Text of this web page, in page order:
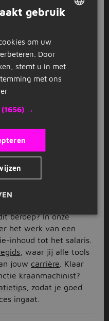
vacature
baan? Lijken de
je wel wat? En heb je
hoef je alleen nog
cv en motivatiebrief
je het weet neemt de
En dan is het aan jou
leukst vindt? Solliciteer
kraanmachinist die jou
wat je zoekt?
blijf zo op de hoogte
beroep? In onze
het werk van een
inhoud tot het salaris.
, waar jij alle tools
jouw carrière . Klaar
kraanmachinist?
, zodat je goed
ingaat.
gebruik
om uw
Door
stemt u in met
met ons
(1656) →